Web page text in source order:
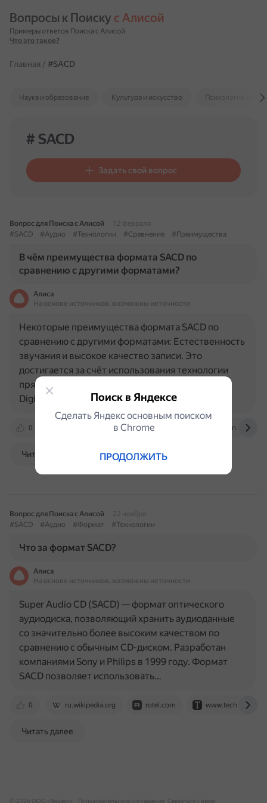
Вопросы к Поиску с Алисой
Примеры ответов Поиска с Алисой
Что это такое?
Главная / #SACD
Наука и образование Культура и искусство Психология и
# SACD
Задать свой вопрос
Вопрос для Поиска с Алисой
12 февраля
#SACD
#Аудио #Технологии #Сравнение #Преимущества
В чём преимущества формата SACD по
сравнению с другими форматами?
Алиса
На основе источников, возможны неточности
0 ru.wikipedia.org dzen.ru
Некоторые преимущества формата SACD по
сравнению с другими форматами: Естественность
звучания и высокое качество записи. Это
достигается за счёт использования технологии
прямого цифрового потока DSD (Direct Stream
Digital) с высокой частотой…
Читать далее
Вопрос для Поиска с Алисой
22 ноября
#SACD
#Аудио #Формат #Технологии
Что за формат SACD?
Алиса
На основе источников, возможны неточности
0 ru.wikipedia.org rotel.com www.techinsider.ru
Super Audio CD (SACD) — формат оптического
аудиодиска, позволяющий хранить аудиоданные
со значительно более высоким качеством по
сравнению с обычным CD-диском. Разработан
компаниями Sony и Philips в 1999 году. Формат
SACD позволяет использовать…
Читать далее
© 2026 ООО «Яндекс» Пользовательское соглашение Связаться с нами
Поиск в Яндексе
Сделать Яндекс основным поиском
в Сhrome
ПРОДОЛЖИТЬ